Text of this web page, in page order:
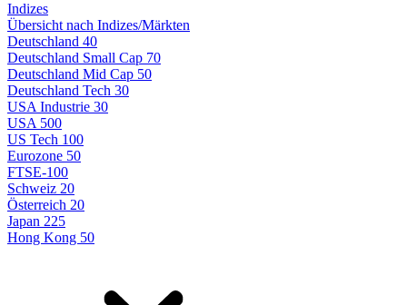
Indizes
Übersicht nach Indizes/Märkten
Deutschland 40
Deutschland Small Cap 70
Deutschland Mid Cap 50
Deutschland Tech 30
USA Industrie 30
USA 500
US Tech 100
Eurozone 50
FTSE-100
Schweiz 20
Österreich 20
Japan 225
Hong Kong 50